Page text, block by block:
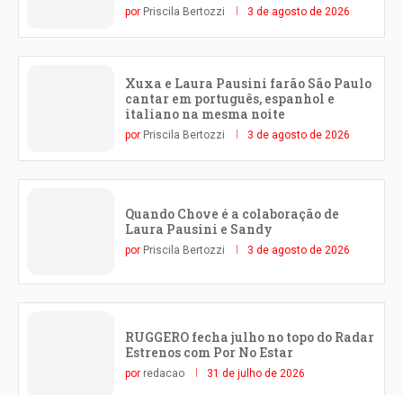
por Priscila Bertozzi 3 de agosto de 2026
Xuxa e Laura Pausini farão São Paulo
cantar em português, espanhol e
italiano na mesma noite
por Priscila Bertozzi 3 de agosto de 2026
Quando Chove é a colaboração de
Laura Pausini e Sandy
por Priscila Bertozzi 3 de agosto de 2026
RUGGERO fecha julho no topo do Radar
Estrenos com Por No Estar
por redacao 31 de julho de 2026